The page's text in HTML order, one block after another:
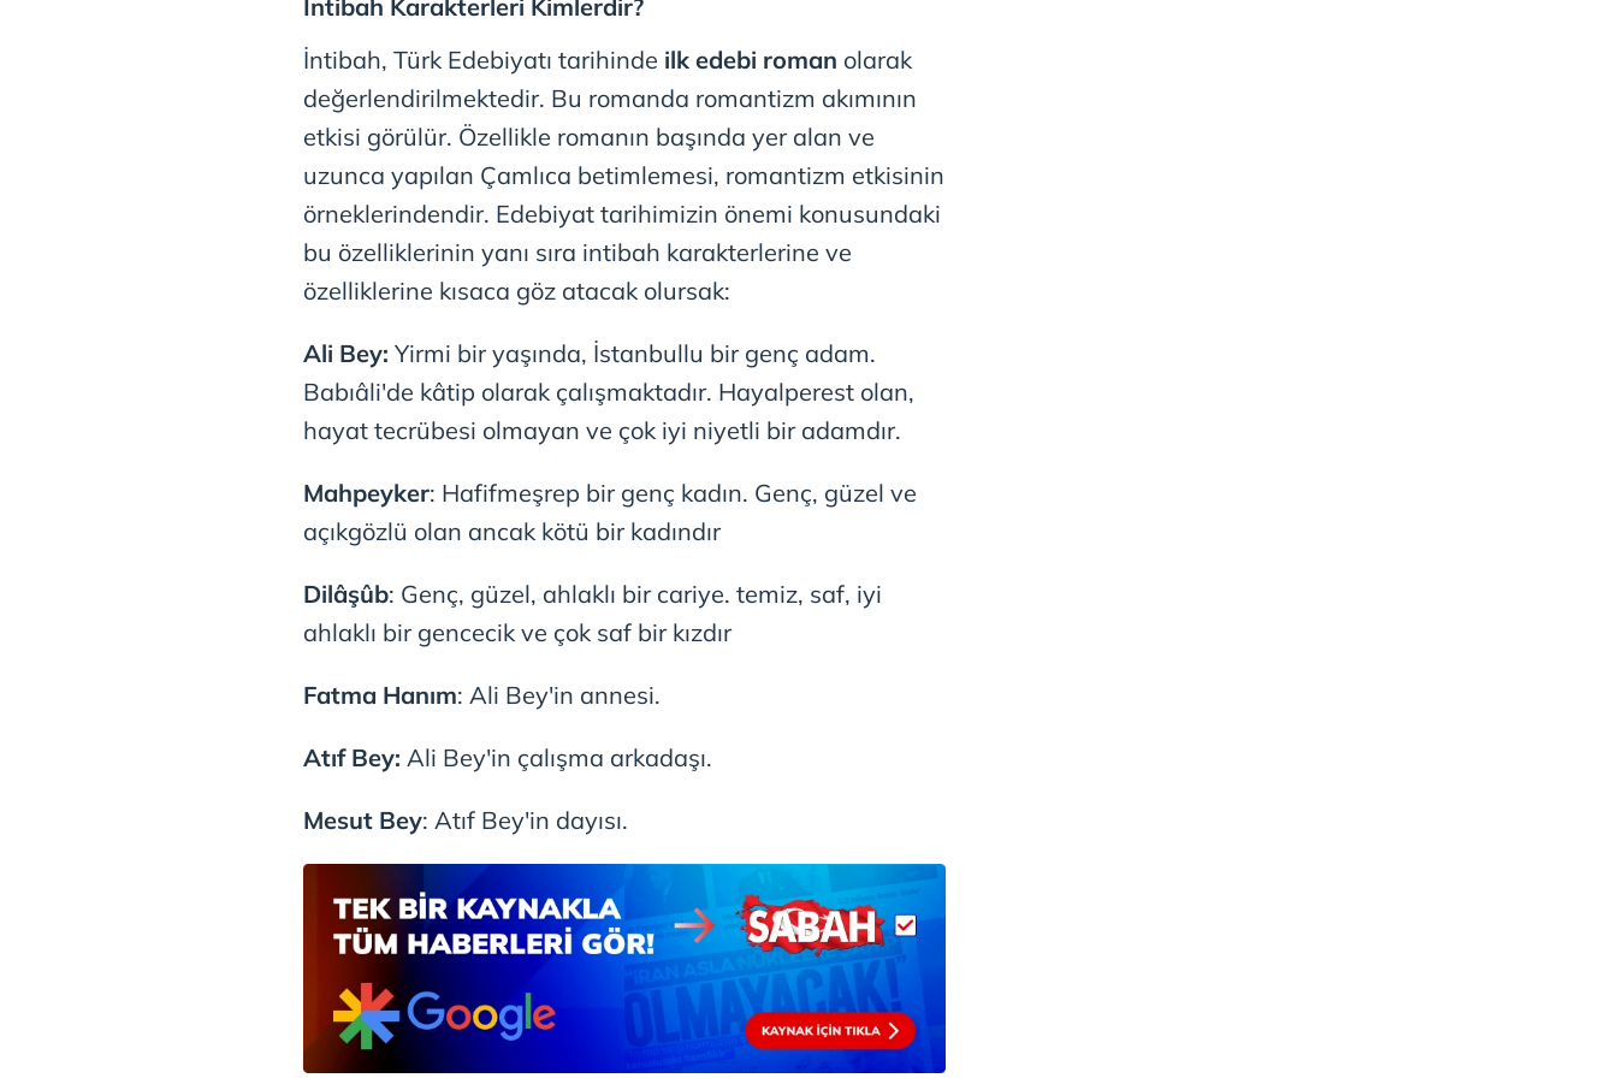
mevzuata uygun olarak kullanılan çerezlerle ilgili bilgi almak için lütfen
İntibah Karakterleri Kimlerdir?
İntibah, Türk Edebiyatı tarihinde ilk edebi roman olarak
değerlendirilmektedir. Bu romanda romantizm akımının
etkisi görülür. Özellikle romanın başında yer alan ve
uzunca yapılan Çamlıca betimlemesi, romantizm etkisinin
örneklerindendir. Edebiyat tarihimizin önemi konusundaki
bu özelliklerinin yanı sıra intibah karakterlerine ve
özelliklerine kısaca göz atacak olursak:
Ali Bey: Yirmi bir yaşında, İstanbullu bir genç adam.
Babıâli'de kâtip olarak çalışmaktadır. Hayalperest olan,
hayat tecrübesi olmayan ve çok iyi niyetli bir adamdır.
Mahpeyker: Hafifmeşrep bir genç kadın. Genç, güzel ve
açıkgözlü olan ancak kötü bir kadındır
Dilâşûb: Genç, güzel, ahlaklı bir cariye. temiz, saf, iyi
ahlaklı bir gencecik ve çok saf bir kızdır
Fatma Hanım: Ali Bey'in annesi.
Atıf Bey: Ali Bey'in çalışma arkadaşı.
Mesut Bey: Atıf Bey'in dayısı.